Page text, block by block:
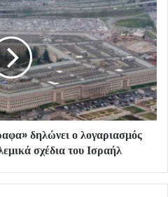
δηλώνει ο λογαριασμός
σχέδια του Ισραήλ